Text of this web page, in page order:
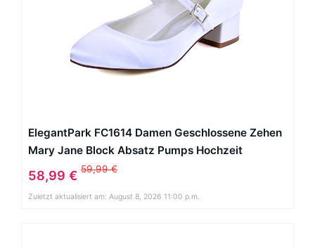
ElegantPark FC1614 Damen Geschlossene Zehen
Mary Jane Block Absatz Pumps Hochzeit
Brautschuhe Weiß EU 42
58,99 € 59,99 €
Zuletzt aktualisiert am: August 8, 2026 11:00 p.m.